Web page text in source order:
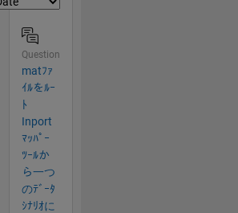
Question
matﾌｧ
ｲﾙをﾙｰ
ﾄ
Inport
ﾏｯﾊﾟｰ
ﾂｰﾙか
ら一つ
のﾃﾞｰﾀ
ｼﾅﾘｵに